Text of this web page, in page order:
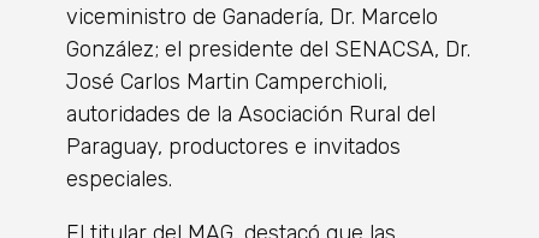
viceministro de Ganadería, Dr. Marcelo
González; el presidente del SENACSA, Dr.
José Carlos Martin Camperchioli,
autoridades de la Asociación Rural del
Paraguay, productores e invitados
especiales.